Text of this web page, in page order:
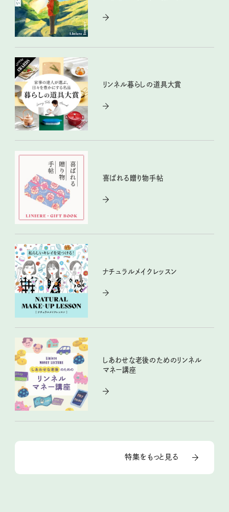
リンネル暮らしの道具大賞
喜ばれる贈り物手帖
ナチュラルメイクレッスン
しあわせな老後のためのリンネル
マネー講座
特集をもっと見る